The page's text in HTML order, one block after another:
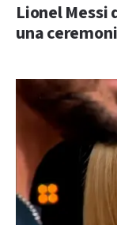
Lionel Messi
una